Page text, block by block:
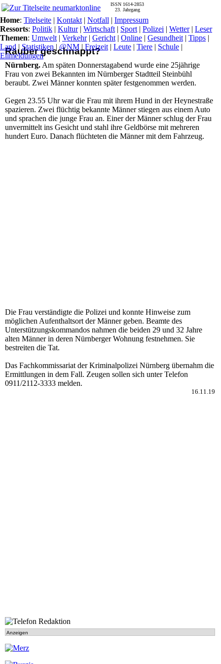
Räuber geschnappt?
Nürnberg. Am späten Donnerstagabend wurde eine 25jährige
Frau von zwei Bekannten im Nürnberger Stadtteil Steinbühl
beraubt. Zwei Männer konnten später festgenommen werden.
Gegen 23.55 Uhr war die Frau mit ihrem Hund in der Heynestraße
spazieren. Zwei flüchtig bekannte Männer stiegen aus einem Auto
und sprachen die junge Frau an. Einer der Männer schlug der Frau
unvermittelt ins Gesicht und stahl ihre Geldbörse mit mehreren
hundert Euro. Danach flüchteten die Männer mit dem Fahrzeug.
Die Frau verständigte die Polizei und konnte Hinweise zum
möglichen Aufenthaltsort der Männer geben. Beamte des
Unterstützungskommandos nahmen die beiden 29 und 32 Jahre
alten Männer in deren Nürnberger Wohnung festnehmen. Sie
bestreiten die Tat.
Das Fachkommissariat der Kriminalpolizei Nürnberg übernahm die
Ermittlungen in dem Fall. Zeugen sollen sich unter Telefon
0911/2112-3333 melden.
16.11.19
Anzeigen
ISSN 1614-2853
23. Jahrgang
Home: Titelseite | Kontakt | Notfall | Impressum
Ressorts: Politik | Kultur| Wirtschaft | Sport | Polizei | Wetter| Leser
Themen: Umwelt | Verkehr| Gericht | Online | Gesundheit | Tipps |
Land | Statistiken | @NM | Freizeit | Leute | Tiere | Schule |
Eilmeldungen